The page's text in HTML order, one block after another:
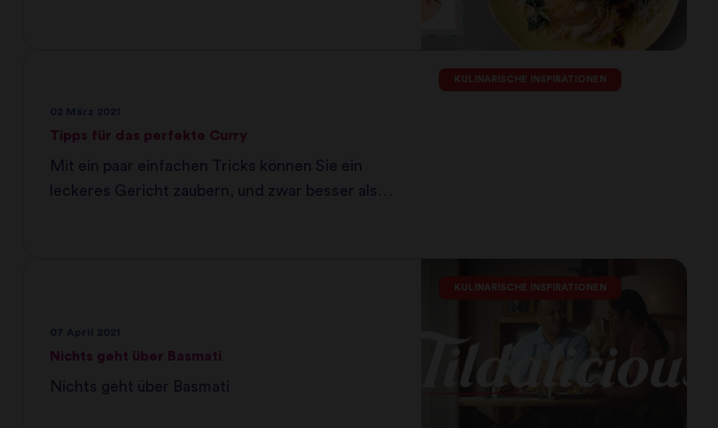
KULINARISCHE INSPIRATIONEN
Tipps für das perfekte Curry
Mit ein paar einfachen Tricks können Sie ein
leckeres Gericht zaubern, und zwar besser als
KULINARISCHE INSPIRATIONEN
Nichts geht über Basmati
Nichts geht über Basmati